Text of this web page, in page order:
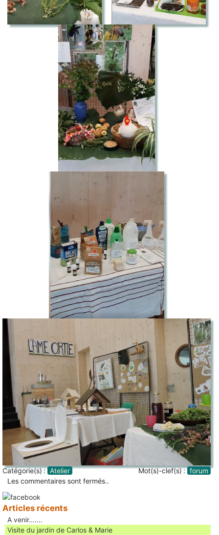
Catégorie(s) : Atelier Mot(s)-clef(s) : forum
Les commentaires sont fermés..
Articles récents
A venir.......
Visite du jardin de Carlos & Marie